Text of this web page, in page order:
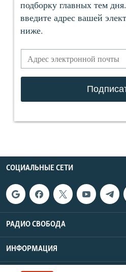
СОЦИАЛЬНЫЕ СЕТИ
РАДИО СВОБОДА
ИНФОРМАЦИЯ